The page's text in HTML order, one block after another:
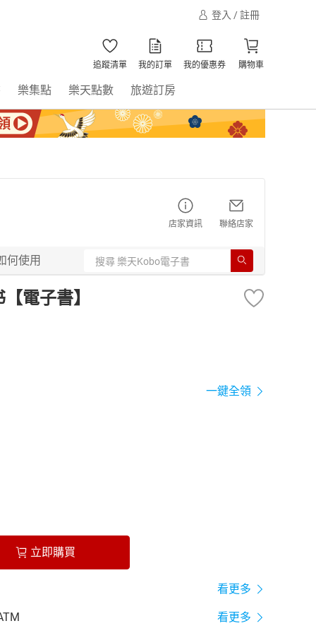
登入 / 註冊
追蹤清單 我的訂單 我的優惠券 購物車
樂集點 樂天點數 旅遊訂房
店家資訊 聯絡店家
何使用
電子書】
一鍵全領
立即購買
看更多
看更多